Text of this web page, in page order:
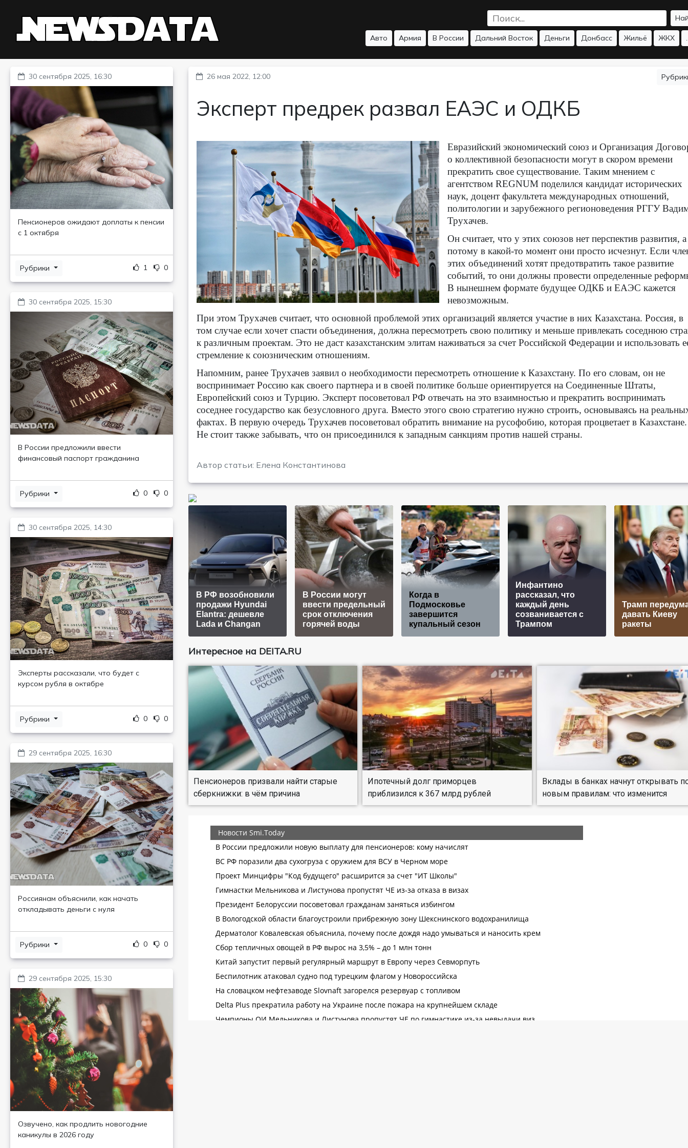
Авто Армия В России Дальний Восток Деньги Донбасс Жильё ЖКХ
30 сентября 2025, 16:30
Пенсионеров ожидают доплаты к пенсии
с 1 октября
Рубрики 1 0
30 сентября 2025, 15:30
В России предложили ввести
финансовый паспорт гражданина
Рубрики 0 0
30 сентября 2025, 14:30
Эксперты рассказали, что будет с
курсом рубля в октябре
Рубрики 0 0
29 сентября 2025, 16:30
Россиянам объяснили, как начать
откладывать деньги с нуля
Рубрики 0 0
29 сентября 2025, 15:30
Озвучено, как продлить новогодние
каникулы в 2026 году
26 мая 2022, 12:00
Эксперт предрек развал ЕАЭС и ОДКБ
Евразийский экономический союз и Организация
о коллективной безопасности могут в скором времени
прекратить свое существование. Таким мнением с
агентством REGNUMподелился кандидат исторических
наук, доцент факультета международных отношений,
политологии и зарубежного регионоведения РГГУ
Трухачев.
Он считает, что у этих союзов нет перспектив развития, а
потому в какой-то момент они просто исчезнут. Если
этих объединений хотят предотвратить такое развитие
событий, то они должны провести определенные
В нынешнем формате будущее ОДКБ и ЕАЭС кажется
невозможным.
При этом Трухачев считает, что основной проблемой этих организаций является участие в них Казахстана. Россия, в
том случае если хочет спасти объединения, должна пересмотреть свою политику и меньше привлекать соседнюю
к различным проектам. Это не даст казахстанским элитам наживаться за счет Российской Федерации и использовать
стремление к союзническим отношениям.
Напомним, ранее Трухачев заявил о необходимости пересмотреть отношение к Казахстану. По его словам, он не
воспринимает Россию как своего партнера и в своей политике больше ориентируется на Соединенные Штаты,
Европейский союз и Турцию. Эксперт посоветовал РФ отвечать на это взаимностью и прекратить воспринимать
соседнее государство как безусловного друга. Вместо этого свою стратегию нужно строить, основываясь на
фактах. В первую очередь Трухачев посоветовал обратить внимание на русофобию, которая процветает в Казахстане.
Не стоит также забывать, что он присоединился к западным санкциям против нашей страны.
Автор статьи: Елена Константинова
В РФ возобновили
продажи Hyundai
Elantra: дешевле
Lada и Changan
В России могут
ввести предельный
срок отключения
горячей воды
Когда в
Подмосковье
завершится
купальный сезон
Инфантино
рассказал, что
каждый день
созванивается с
Трампом
Трамп
давать Киеву
ракеты
Интересное на DEITA.RU
Пенсионеров призвали найти старые
сберкнижки: в чём причина
Ипотечный долг приморцев
приблизился к 367 млрд рублей
Вклады в банках начнут открывать
новым правилам: что изменится